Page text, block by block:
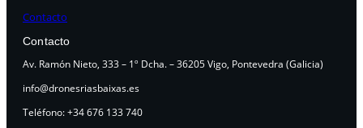
Contacto
Contacto
Av. Ramón Nieto, 333 – 1º Dcha. – 36205 Vigo, Pontevedra (Galicia)
info@dronesriasbaixas.es
Teléfono: +34 676 133 740